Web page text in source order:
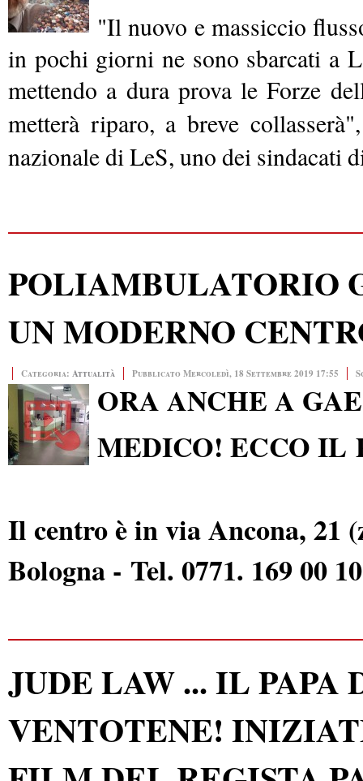
"Il nuovo e massiccio
in pochi giorni ne sono sbarcati a
mettendo a dura prova le Forze
metterà riparo, a breve
nazionale di LeS, uno dei sindacati
POLIAMBULATORIO
UN MODERNO
Categoria: Attualità Pubblicato Mercoledì, 18 Settembre 2019 17:55
ORA ANCHE A
MEDICO! ECCO
Il centro è in via Ancona, 21
Bologna - Tel. 0771. 169 00
JUDE LAW ... IL PAPA
VENTOTENE!